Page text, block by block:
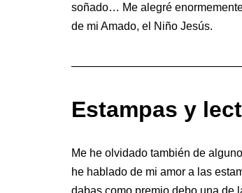
soñado… Me alegré
de mi Amado, el Niño Jesús.
Estampas y
Me he olvidado también de
he hablado de mi amor a las
dabas como premio debo una de